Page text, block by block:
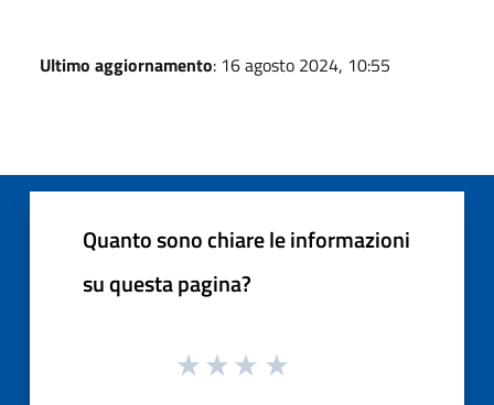
Ultimo aggiornamento: 16 agosto 2024, 10:55
Quanto sono chiare le informazioni
su questa pagina?